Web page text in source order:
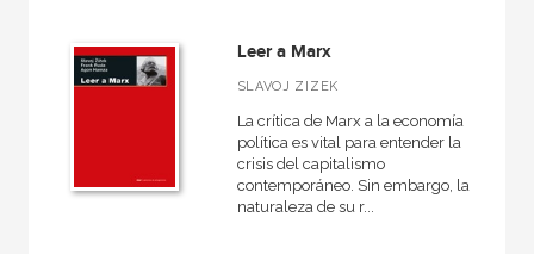
NUESTROS FORMATOS
Ebook
Leer a Marx
SLAVOJ ZIZEK
La crítica de Marx a la economía
política es vital para entender la
crisis del capitalismo
contemporáneo. Sin embargo, la
naturaleza de su r...